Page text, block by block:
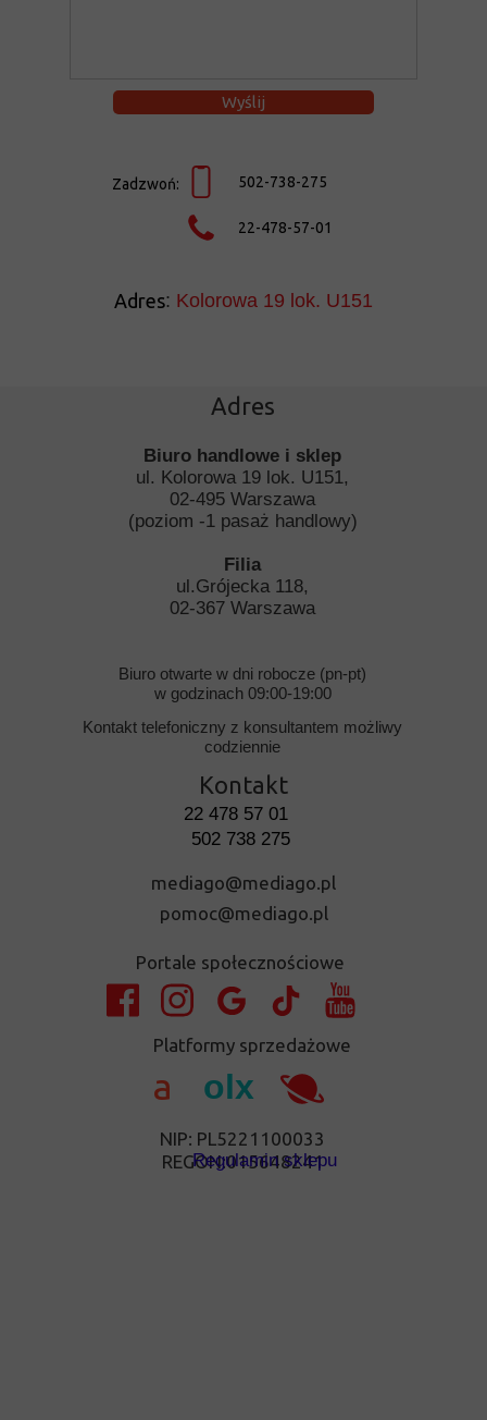
Adres: Kolorowa 19 lok. U151
22-478-57-01
502-738-275
Zadzwoń:
Portale społecznościowe
502 738 275
22 478 57 01
olx
a
Adres
Kontakt
Biuro handlowe i sklep
ul. Kolorowa 19 lok. U151,
02-495 Warszawa
(poziom -1 pasaż handlowy)
Filia
ul.Grójecka 118,
02-367 Warszawa
mediago@mediago.pl
pomoc@mediago.pl
Biuro otwarte w dni robocze (pn-pt)
w godzinach 09:00-19:00
Kontakt telefoniczny z konsultantem możliwy
codziennie
Regulamin sklepu
NIP: PL5221100033
REGON:015648241
Platformy sprzedażowe
Wyślij